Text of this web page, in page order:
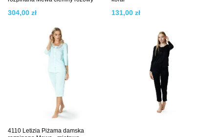
304,00 zł 131,00 zł
4110 Letizia Piżama damska